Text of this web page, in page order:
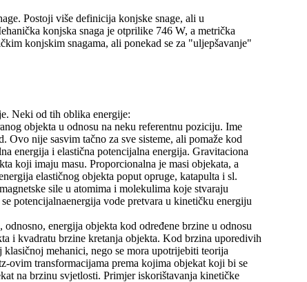
Postoji više definicija konjske snage, ali u
konjska snaga je otprilike 746 W, a metrička
konjskim snagama, ali ponekad se za "uljepšavanje"
Neki od tih oblika energije:
objekta u odnosu na neku referentnu poziciju. Ime
Ovo nije sasvim tačno za sve sisteme, ali pomaže kod
energija i elastična potencijalna energija. Gravitaciona
koji imaju masu. Proporcionalna je masi objekata, a
elastičnog objekta poput opruge, katapulta i sl.
sile u atomima i molekulima koje stvaraju
potencijalnaenergija vode pretvara u kinetičku energiju
energija objekta kod određene brzine u odnosu
i kvadratu brzine kretanja objekta. Kod brzina uporedivih
mehanici, nego se mora upotrijebiti teorija
ovim transformacijama prema kojima objekat koji bi se
na brzinu svjetlosti. Primjer iskorištavanja kinetičke